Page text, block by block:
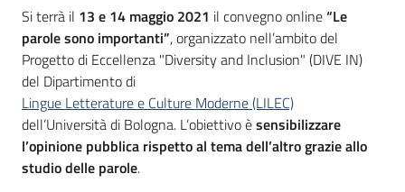
Introduzione
Si terrà il 13 e 14 maggio 2021 il convegno online“Le
parole sono importanti”, organizzato nell’ambito del
Progetto di Eccellenza "Diversity and Inclusion" (DIVE IN)
del Dipartimento di
Lingue Letterature e Culture Moderne (LILEC)
dell’Università di Bologna. L’obiettivo èsensibilizzare
l’opinione pubblica rispetto al tema dell’altro grazie allo
studio delle parole.